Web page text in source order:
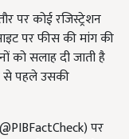
पर कोई रजिस्ट्रेशन
पर फीस की मांग की
को सलाह दी जाती है
से पहले उसकी
पर